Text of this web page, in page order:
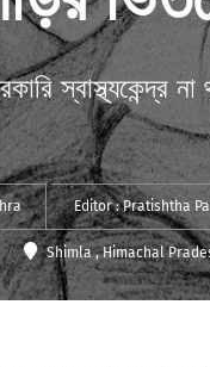
স্বাস্থ্যকেন্দ্র
Editor :Pratishtha
Shimla, Himachal